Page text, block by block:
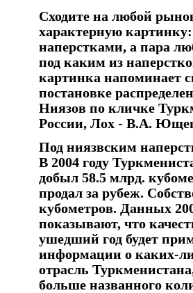
Сходите на любой
характерную
наперстками, а пара
под каким из
картинка напоминает
постановке
Ниязов по кличке
России, Лох - В.А.
Под ниязвским
В 2004 году
добыл 58.5 млрд.
продал за рубеж.
кубометров. Данных
показывают, что
ушедший год будет
информации о каких-
отрасль
больше названного